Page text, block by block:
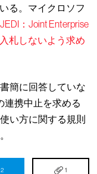
る。マイクロソフ
：Joint Enterprise
札しないよう求め
簡に回答していな
連携中止を求める
い方に関する規則
2 1